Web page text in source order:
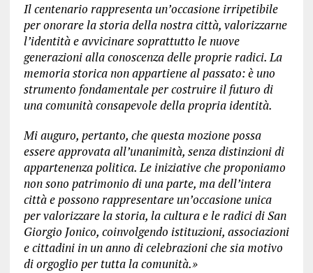
Il centenario rappresenta un’occasione irripetibile
per onorare la storia della nostra città, valorizzarne
l’identità e avvicinare soprattutto le nuove
generazioni alla conoscenza delle proprie radici. La
memoria storica non appartiene al passato: è uno
strumento fondamentale per costruire il futuro di
una comunità consapevole della propria identità.
Mi auguro, pertanto, che questa mozione possa
essere approvata all’unanimità, senza distinzioni di
appartenenza politica. Le iniziative che proponiamo
non sono patrimonio di una parte, ma dell’intera
città e possono rappresentare un’occasione unica
per valorizzare la storia, la cultura e le radici di San
Giorgio Jonico, coinvolgendo istituzioni, associazioni
e cittadini in un anno di celebrazioni che sia motivo
di orgoglio per tutta la comunità.»